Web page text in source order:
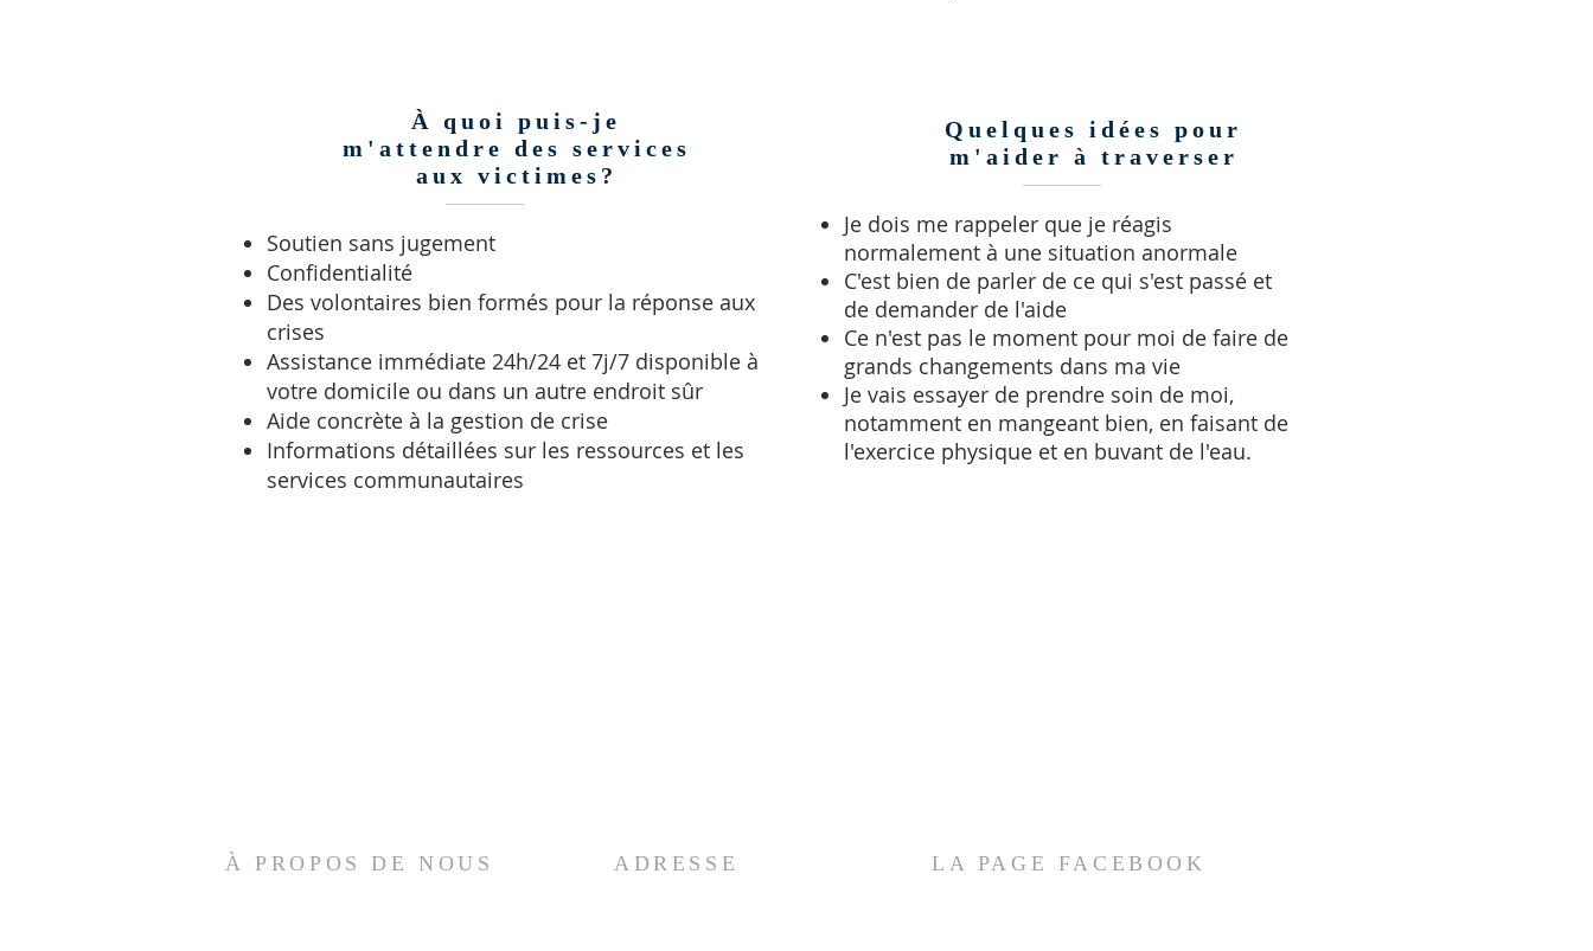
À quoi puis-je
m'attendre des services
aux victimes?
Soutien sans jugement
Confidentialité
Des volontaires bien formés pour la réponse aux
crises
Assistance immédiate 24h/24 et 7j/7 disponible à
votre domicile ou dans un autre endroit sûr
Aide concrète à la gestion de crise
Informations détaillées sur les ressources et les
services communautaires
Quelques idées pour
m'aider à traverser
Je dois me rappeler que je réagis
normalement à une situation anormale
C'est bien de parler de ce qui s'est passé et
de demander de l'aide
Ce n'est pas le moment pour moi de faire de
grands changements dans ma vie
Je vais essayer de prendre soin de moi,
notamment en mangeant bien, en faisant de
l'exercice physique et en buvant de l'eau.
À PROPOS DE NOUS ADRESSE LA PAGE FACEBOOK